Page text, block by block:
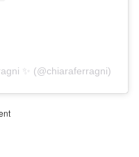
✨ (@chiaraferragni)